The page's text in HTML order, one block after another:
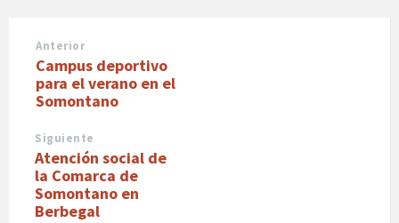
Anterior
Campus deportivo
para el verano en el
Somontano
Siguiente
Atención social de
la Comarca de
Somontano en
Berbegal